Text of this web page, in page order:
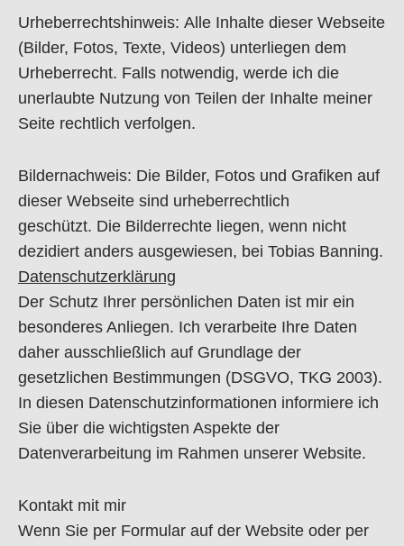
Urheberrechtshinweis: Alle Inhalte dieser Webseite
(Bilder, Fotos, Texte, Videos) unterliegen dem
Urheberrecht. Falls notwendig, werde ich die
unerlaubte Nutzung von Teilen der Inhalte meiner
Seite rechtlich verfolgen.
Bildernachweis: Die Bilder, Fotos und Grafiken auf
dieser Webseite sind urheberrechtlich
geschützt. Die Bilderrechte liegen, wenn nicht
dezidiert anders ausgewiesen, bei Tobias Banning.
Datenschutzerklärung
Der Schutz Ihrer persönlichen Daten ist mir ein
besonderes Anliegen. Ich verarbeite Ihre Daten
daher ausschließlich auf Grundlage der
gesetzlichen Bestimmungen (DSGVO, TKG 2003).
In diesen Datenschutzinformationen informiere ich
Sie über die wichtigsten Aspekte der
Datenverarbeitung im Rahmen unserer Website.
Kontakt mit mir
Wenn Sie per Formular auf der Website oder per